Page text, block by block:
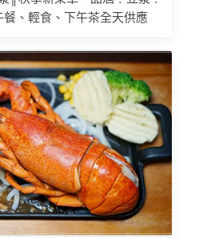
餐、輕食、下午茶全天供應